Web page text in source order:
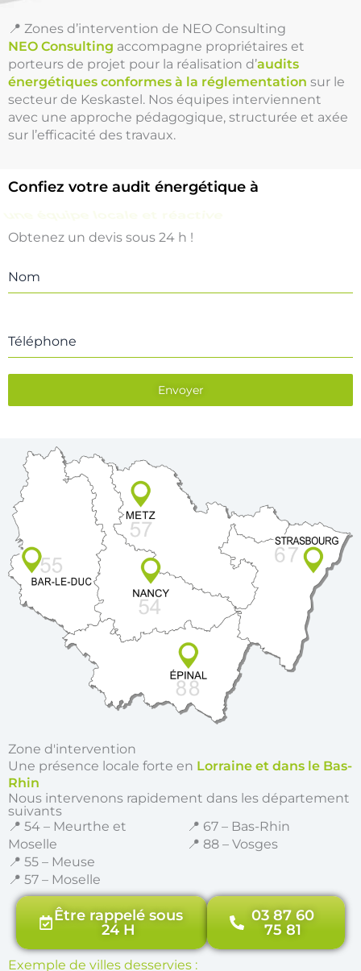
📍 Zones d’intervention de NEO Consulting
NEO Consulting accompagne propriétaires et
porteurs de projet pour la réalisation d’audits
énergétiques conformes à la réglementation sur le
secteur de Keskastel. Nos équipes interviennent
avec une approche pédagogique, structurée et axée
sur l’efficacité des travaux.
Confiez votre audit énergétique à
Obtenez un devis sous 24 h !
Nom
Téléphone
Envoyer
Zone d'intervention
Une présence locale forte en Lorraine et dans le Bas-
Rhin
Nous intervenons rapidement dans les département
suivants
📍 54 – Meurthe et
Moselle
📍 55 – Meuse
📍 57 – Moselle
📍 67 – Bas-Rhin
📍 88 – Vosges
Être rappelé sous
24 H
03 87 60
75 81
Exemple de villes desservies :